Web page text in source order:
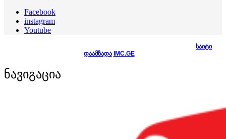
Facebook
instagram
Youtube
საიტი
დაამზადა
IMC.GE-მ.
ნავიგაცია